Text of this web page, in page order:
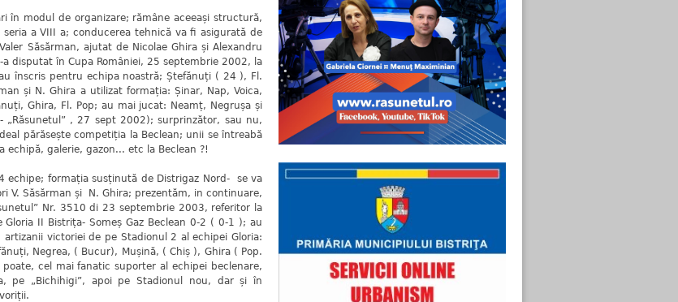
în modul de organizare; rămâne aceeași structură,
a VIII a; conducerea tehnică va fi asigurată de
Săsărman, ajutat de Nicolae Ghira și Alexandru
disputat în Cupa României, 25 septembrie 2002, la
înscris pentru echipa noastră; Ștefănuți ( 24 ), Fl.
și N. Ghira a utilizat formația: Șinar, Nap, Voica,
Ghira, Fl. Pop; au mai jucat: Neamț, Negrușa și
„Răsunetul” , 27 sept 2002); surprinzător, sau nu,
părăsește competiția la Beclean; unii se întreabă
echipă, galerie, gazon... etc la Beclean ?!
formația susținută de Distrigaz Nord- se va
V. Săsărman și N. Ghira; prezentăm, in continuare,
Nr. 3510 di 23 septembrie 2003, referitor la
II Bistrița- Someș Gaz Beclean 0-2 ( 0-1 ); au
victoriei de pe Stadionul 2 al echipei Gloria:
Negrea, ( Bucur), Mușină, ( Chiș ), Ghira ( Pop.
cel mai fanatic suporter al echipei beclenare,
pe „Bichihigi”, apoi pe Stadionul nou, dar și în